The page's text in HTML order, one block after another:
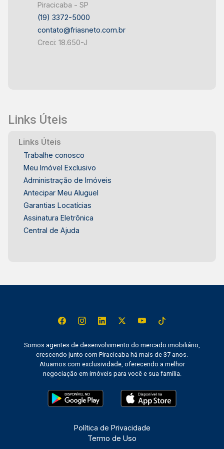
Piracicaba - SP
(19) 3372-5000
contato@friasneto.com.br
Creci: 18.650-J
Links Úteis
Links Úteis
Trabalhe conosco
Meu Imóvel Exclusivo
Administração de Imóveis
Antecipar Meu Aluguel
Garantias Locatícias
Assinatura Eletrônica
Central de Ajuda
Somos agentes de desenvolvimento do mercado imobiliário,
crescendo junto com Piracicaba há mais de 37 anos.
Atuamos com exclusividade, oferecendo a melhor
negociação em imóveis para você e sua família.
Política de Privacidade
Termo de Uso